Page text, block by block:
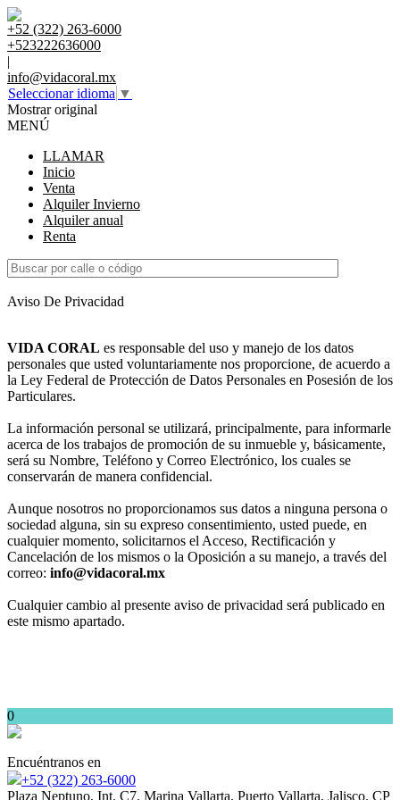
+52 (322) 263-6000
+523222636000
|
info@vidacoral.mx
Seleccionar idioma ▼
Mostrar original
MENÚ
LLAMAR
Inicio
Venta
Alquiler Invierno
Alquiler anual
Renta
Aviso De Privacidad
VIDA CORAL es responsable del uso y manejo de los datos
personales que usted voluntariamente nos proporcione, de acuerdo a
la Ley Federal de Protección de Datos Personales en Posesión de los
Particulares.
La información personal se utilizará, principalmente, para informarle
acerca de los trabajos de promoción de su inmueble y, básicamente,
será su Nombre, Teléfono y Correo Electrónico, los cuales se
conservarán de manera confidencial.
Aunque nosotros no proporcionamos sus datos a ninguna persona o
sociedad alguna, sin su expreso consentimiento, usted puede, en
cualquier momento, solicitarnos el Acceso, Rectificación y
Cancelación de los mismos o la Oposición a su manejo, a través del
correo: info@vidacoral.mx
Cualquier cambio al presente aviso de privacidad será publicado en
este mismo apartado.
0
Encuéntranos en
+52 (322) 263-6000
Plaza Neptuno, Int. C7. Marina Vallarta. Puerto Vallarta, Jalisco. CP